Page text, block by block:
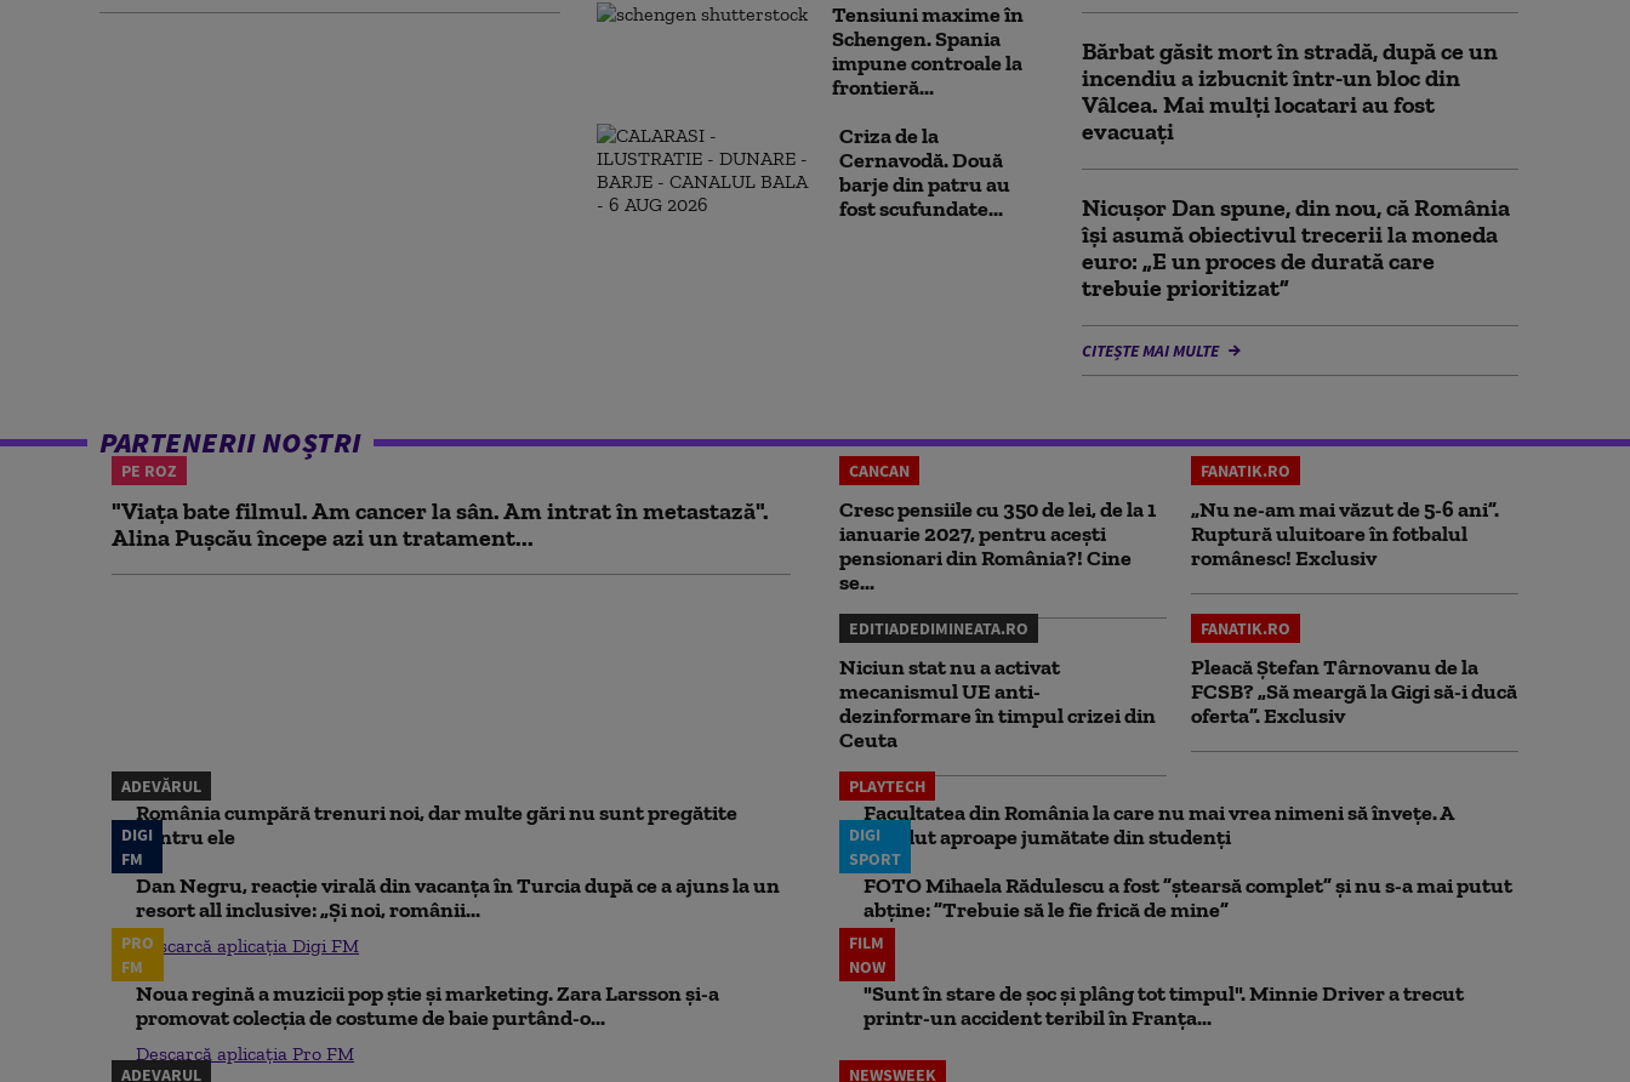
Tensiuni maxime în
Schengen. Spania
impune controale la
frontieră...
Criza de la
Cernavodă. Două
barje din patru au
fost scufundate...
Bărbat găsit mort în stradă, după ce un
incendiu a izbucnit într-un bloc din
Vâlcea. Mai mulți locatari au fost
evacuați
Nicușor Dan spune, din nou, că România
își asumă obiectivul trecerii la moneda
euro: „E un proces de durată care
trebuie prioritizat”
CITEȘTE MAI MULTE
PARTENERII NOȘTRI
PE ROZ
"Viața bate filmul. Am cancer la sân. Am intrat în metastază".
Alina Pușcău începe azi un tratament...
CANCAN
Cresc pensiile cu 350 de lei, de la 1
ianuarie 2027, pentru acești
pensionari din România?! Cine
se...
FANATIK.RO
„Nu ne-am mai văzut de 5-6 ani”.
Ruptură uluitoare în fotbalul
românesc! Exclusiv
EDITIADEDIMINEATA.RO
Niciun stat nu a activat
mecanismul UE anti-
dezinformare în timpul crizei din
Ceuta
FANATIK.RO
Pleacă Ștefan Târnovanu de la
FCSB? „Să meargă la Gigi să-i ducă
oferta”. Exclusiv
ADEVĂRUL
România cumpără trenuri noi, dar multe gări nu sunt pregătite
pentru ele
PLAYTECH
Facultatea din România la care nu mai vrea nimeni să înveţe. A
pierdut aproape jumătate din studenţi
DIGI
FM
Dan Negru, reacție virală din vacanța în Turcia după ce a ajuns la un
resort all inclusive: „Și noi, românii...
Descarcă aplicația Digi FM
DIGI
SPORT
FOTO Mihaela Rădulescu a fost ”ștearsă complet” și nu s-a mai putut
abține: ”Trebuie să le fie frică de mine”
PRO
FM
Noua regină a muzicii pop știe și marketing. Zara Larsson și-a
promovat colecția de costume de baie purtând-o...
Descarcă aplicația Pro FM
FILM
NOW
"Sunt în stare de șoc și plâng tot timpul". Minnie Driver a trecut
printr-un accident teribil în Franța...
ADEVARUL NEWSWEEK